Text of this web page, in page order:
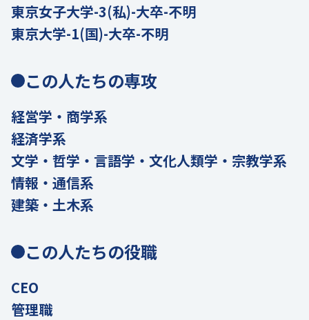
東京女子大学-3(私)-大卒-不明
東京大学-1(国)-大卒-不明
この人たちの専攻
経営学・商学系
経済学系
文学・哲学・言語学・文化人類学・宗教学系
情報・通信系
建築・土木系
この人たちの役職
CEO
管理職